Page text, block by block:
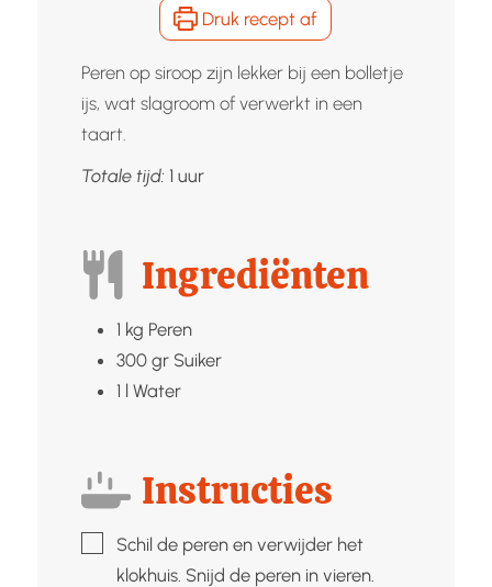
Druk recept af
Peren op siroop zijn lekker bij een bolletje
ijs, wat slagroom of verwerkt in een
taart.
Totale tijd: 1uur
uur
Ingrediënten
1 kg Peren
300 gr Suiker
1 l Water
Instructies
▢Schil de peren en verwijder het
klokhuis. Snijd de peren in vieren.